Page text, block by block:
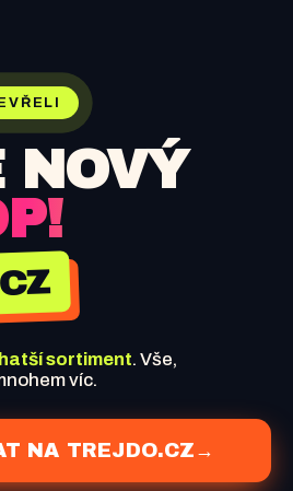
NOVÝ
sortiment. Vše,
víc.
NA TREJDO.CZ →